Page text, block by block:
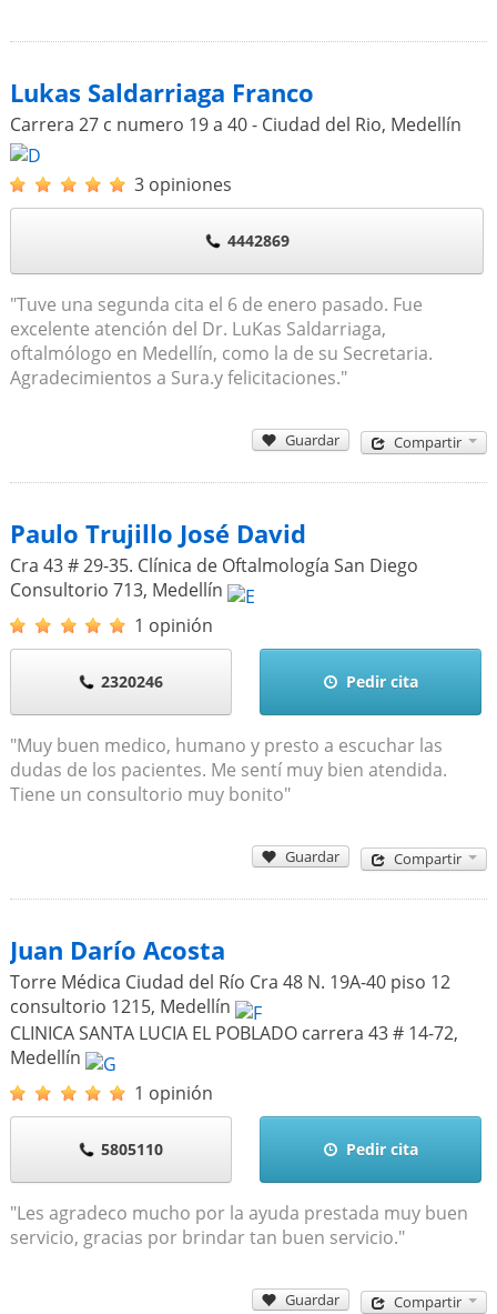
Lukas Saldarriaga Franco
Carrera 27 c numero 19 a 40 - Ciudad del Rio, Medellín
3 opiniones
4442869
"Tuve una segunda cita el 6 de enero pasado. Fue
excelente atención del Dr. LuKas Saldarriaga,
oftalmólogo en Medellín, como la de su Secretaria.
Agradecimientos a Sura.y felicitaciones."
Guardar Compartir
Paulo Trujillo José David
Cra 43 # 29-35. Clínica de Oftalmología San Diego
Consultorio 713, Medellín
1 opinión
2320246 Pedir cita
"Muy buen medico, humano y presto a escuchar las
dudas de los pacientes. Me sentí muy bien atendida.
Tiene un consultorio muy bonito"
Guardar Compartir
Juan Darío Acosta
Torre Médica Ciudad del Río Cra 48 N. 19A-40 piso 12
consultorio 1215, Medellín
CLINICA SANTA LUCIA EL POBLADO carrera 43 # 14-72,
Medellín
1 opinión
5805110 Pedir cita
"Les agradeco mucho por la ayuda prestada muy buen
servicio, gracias por brindar tan buen servicio."
Guardar Compartir